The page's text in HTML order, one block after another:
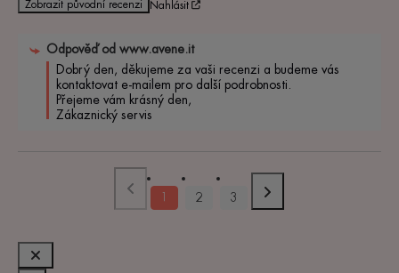
Zobrazit původní recenzi Nahlásit
Odpověď od www.avene.it
Dobrý den, děkujeme za vaši recenzi a budeme vás
kontaktovat e-mailem pro další podrobnosti.
Přejeme vám krásný den,
Zákaznický servis
2 3